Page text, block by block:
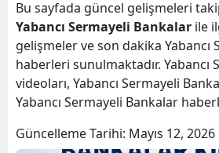
Bu sayfada güncel gelişmeleri
Yabancı Sermayeli Bankalar ile
gelişmeler ve son dakika Yabancı
haberleri sunulmaktadır. Yabancı
videoları, Yabancı Sermayeli
Yabancı Sermayeli Bankalar
Güncelleme Tarihi: Mayıs 12,